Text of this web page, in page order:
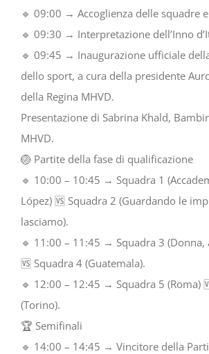
🔹 09:00 → Accoglienza delle squadre
🔹 09:30 → Interpretazione dell’Inno
🔹 09:45 → Inaugurazione ufficiale
dello sport, a cura della presidente
della Regina MHVD.
Presentazione di Sabrina Khald,
MHVD.
🏐 Partite della fase di qualificazione
🔹 10:00 – 10:45 → Squadra 1
López) 🆚 Squadra 2 (Guardando le
lasciamo).
🔹 11:00 – 11:45 → Squadra 3 (Donna,
🆚 Squadra 4 (Guatemala).
🔹 12:00 – 12:45 → Squadra 5 (Roma)
(Torino).
🏆 Semifinali
🔹 14:00 – 14:45 → Vincitore della